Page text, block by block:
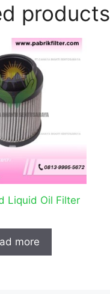
products
Liquid Oil Filter
more